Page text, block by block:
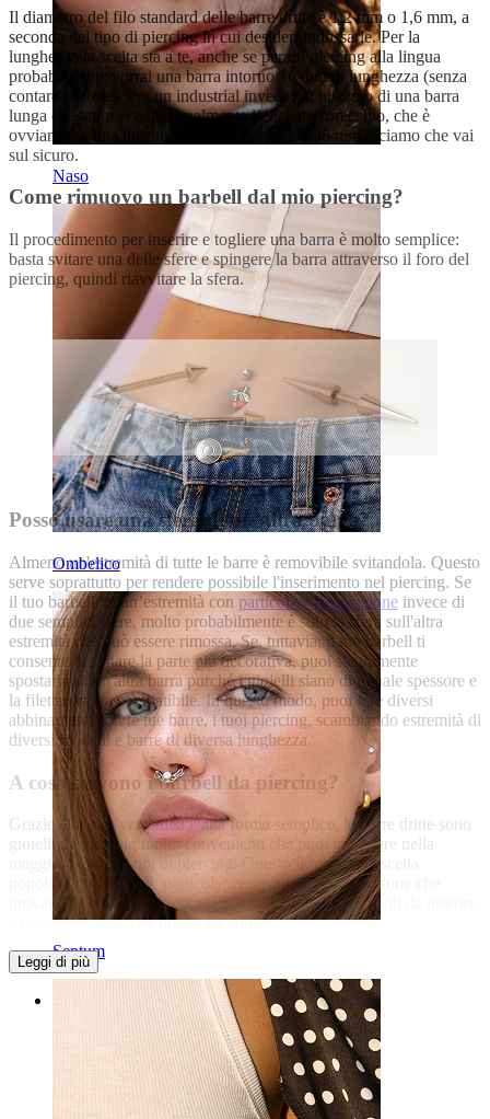
Naso
Ombelico
Septum
Il diametro del filo standard delle barre dritte è 1,2 mm o 1,6 mm, a
seconda del tipo di piercing in cui desideri indossarle. Per la
lunghezza la scelta sta a te, anche se per un piercing alla lingua
probabilmente vorrai una barra intorno 16 mm di lunghezza (senza
contare le sfere). Per un industrial invece hai bisogno di una barra
lunga che attraversi diagonalmente l’elice dell'orecchio, che è
ovviamente una misura individuale, ma con 38 mm diciamo che vai
sul sicuro.
Come rimuovo un barbell dal mio piercing?
Il procedimento per inserire e togliere una barra è molto semplice:
basta svitare una delle sfere e spingere la barra attraverso il foro del
piercing, quindi riavvitare la sfera.
Posso usare una sfera di un’altra barra?
Almeno un'estremità di tutte le barre è removibile svitandola. Questo
serve soprattutto per rendere possibile l'inserimento nel piercing. Se
il tuo barbell ha un’estremità con particolare decorazione invece di
due semplici sfere, molto probabilmente è solo la sfera sull'altra
estremità che può essere rimossa. Se, tuttavia, il tuo barbell ti
consente di svitare la parte più decorativa, puoi sicuramente
spostarla su un'altra barra purché i gioielli siano di uguale spessore e
la filettatura sia compatibile. In questo modo, puoi fare diversi
abbinamenti con le tue barre, i tuoi piercing, scambiando estremità di
diversi modelli e barre di diversa lunghezza.
A cosa servono i barbell da piercing?
Grazie alla loro versatilità e alla forma semplice, le barre dritte sono
gioielli da piercing molto convenienti che puoi indossare nella
maggior parte dei tipi di piercing. Questo li rende una scelta
popolare, inoltre sono particolarmente adatti per le persone che
provano il loro primo piercing poiché i gioielli sono facili da inserire
e rimuovere oltre che pratici da pulire.
Leggi di più
Ombelico
Labbro
Capezzolo